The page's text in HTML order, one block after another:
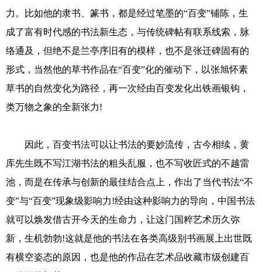
力。比如他的隶书、篆书，都是经过笔墨的“百变”铺陈，生
成了富有时代感的书法新生态，与传统碑帖有联系线索，脉
络通及，但绝不是兰亭序旧有的模样，也不是张迁碑固有的
形式，当然他的草书作品在“百变”化的催动下，以张旭怀素
草书的自然变化为路径，再一次经由百变发化出铁画银钩，
类万物之象的全新张力!
因此，百变书法可以让书法的要妙流传，古今相续，黄
库先生既不写江湖书法的粗头乱服，也不写收匠式的不越雷
池，而是在传承与创新的最佳结合点上，作出了当代书法“不
变”与“百变”现象级影响力!经由这种影响力的导向，中国书法
就可以焕发借古开今天的生命力，让这门国粹艺术历久弥
新，生机勃勃!这就是他的书法在各类高级别书画展上出世既
有横空姿态的原因，也是他的作品在艺术品收藏市级创建百